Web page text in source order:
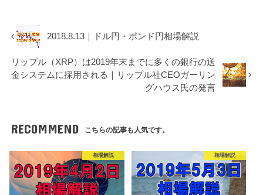
2018.8.13｜ドル円・ポンド円相場解説
リップル（XRP）は2019年末までに多くの銀行の送
金システムに採用される｜リップル社CEOガーリン
グハウス氏の発言
RECOMMEND こちらの記事も人気です。
相場解説 相場解説